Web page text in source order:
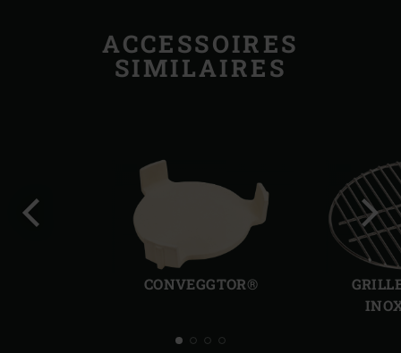
ACCESSOIRES
SIMILAIRES
CONVEGGTOR®